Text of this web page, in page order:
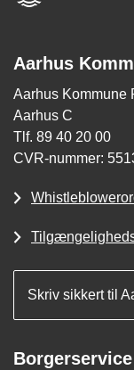
Aarhus
Aarhus Kommune
Aarhus C
Tlf. 89 40 20 00
CVR-nummer:
Skriv sikkert til
Borgerservice